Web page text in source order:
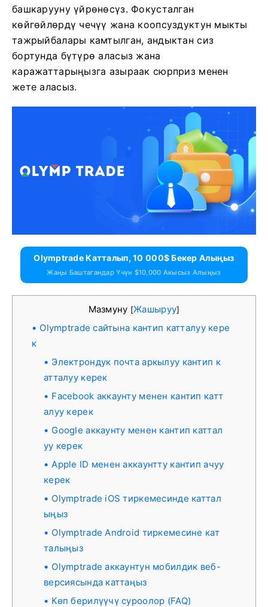
башкарууну үйрөнөсүз. Фокусталган
көйгөйлөрдү чечүү жана коопсуздуктун мыкты
тажрыйбалары камтылган, андыктан сиз
бортунда бүтүрө аласыз жана
каражаттарыңызга азыраак сюрприз менен
жете аласыз.
Olymptrade Катталып, 10 000$ Бекер Алыңыз
Жаңы Баштагандар Үчүн $10,000 Акысыз Алыңыз
Мазмуну [Жашыруу]
Olymptrade сайтына кантип катталуу кере
к
Электрондук почта аркылуу кантип к
атталуу керек
Facebook аккаунту менен кантип катт
алуу керек
Google аккаунту менен кантип каттал
уу керек
Apple ID менен аккаунтту кантип ачуу
керек
Olymptrade iOS тиркемесинде каттал
ыңыз
Olymptrade Android тиркемесине кат
талыңыз
Olymptrade аккаунтун мобилдик веб-
версиясында каттаңыз
Көп берилүүчү суроолор (FAQ)